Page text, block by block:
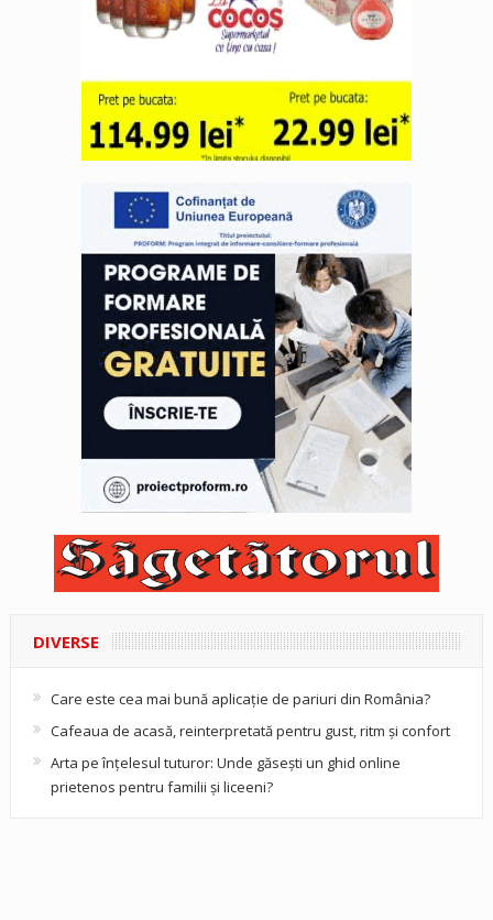
DIVERSE
Care este cea mai bună aplicație de pariuri din România?
Cafeaua de acasă, reinterpretată pentru gust, ritm și confort
Arta pe înțelesul tuturor: Unde găsești un ghid online
prietenos pentru familii și liceeni?